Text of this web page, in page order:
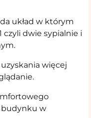
układ w którym
czyli dwie sypialnie i
więcej
w